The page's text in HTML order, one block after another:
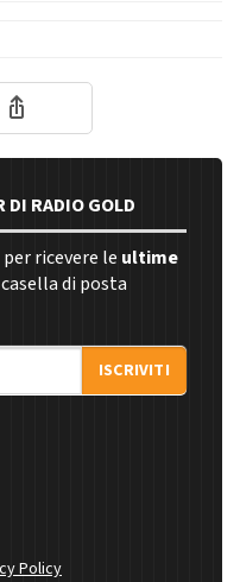
DI RADIO GOLD
ricevere le ultime
di posta
ISCRIVITI
Policy